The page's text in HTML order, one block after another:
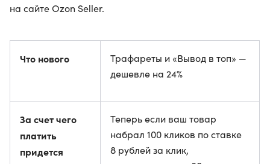
на сайте Ozon Seller.
Что нового
Трафареты и «Вывод в топ» —
дешевле на 24%
За счет чего
платить
придется
Теперь если ваш товар
набрал 100 кликов по ставке
8 рублей за клик,